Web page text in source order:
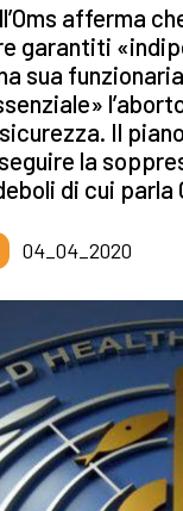
afferma
garantiti
sua
Il
la
di cui parla
04_04_2020